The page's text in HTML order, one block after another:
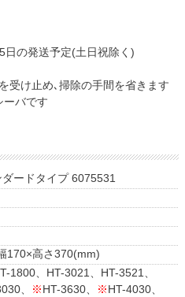
日の発送予定(土日祝除く)
受け止め､掃除の手間を省きます
ーバです
ードタイプ 6075531
170×高さ370(mm)
1800、HT-3021、HT-3521、
、 ※HT-3630、 ※HT-4030、